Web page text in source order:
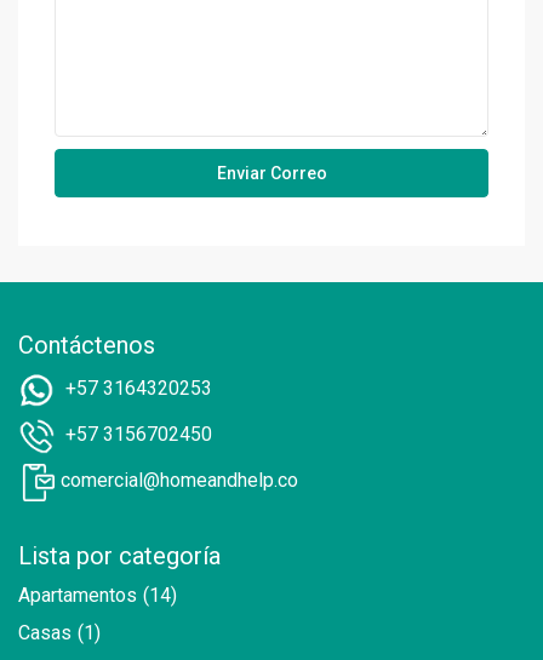
Contáctenos
+57 3164320253
+57 3156702450
comercial@homeandhelp.co
Lista por categoría
Apartamentos (14)
Casas (1)